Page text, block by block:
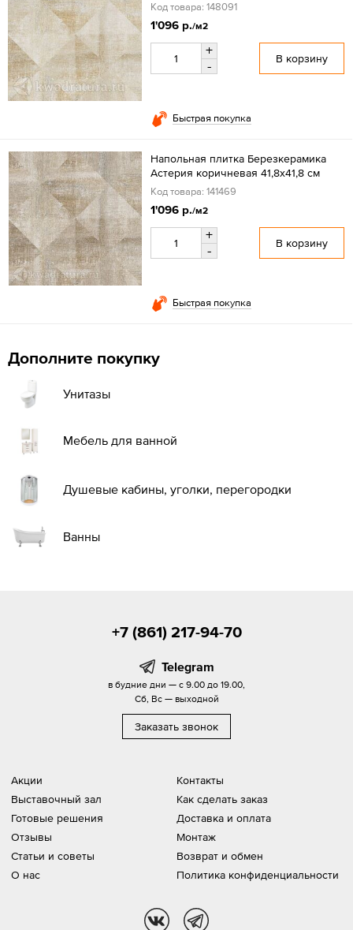
Код товара: 148091
1'096 р./м2
+
-
В корзину
Быстрая покупка
Напольная плитка Березкерамика
Астерия коричневая 41,8х41,8 см
Код товара: 141469
1'096 р./м2
+
-
В корзину
Быстрая покупка
Дополните покупку
Унитазы
Мебель для ванной
Душевые кабины, уголки, перегородки
Ванны
Акции
Выставочный зал
Готовые решения
Отзывы
Статьи и советы
О нас
Контакты
Как сделать заказ
Доставка и оплата
Монтаж
Возврат и обмен
Политика конфиденциальности
+7 (861) 217-94-70
Telegram
в будние дни — с 9.00 до 19.00,
Сб, Вс — выходной
Заказать звонок